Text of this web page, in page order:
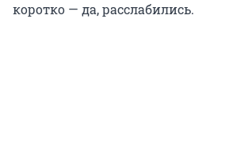
коротко — да, расслабились.